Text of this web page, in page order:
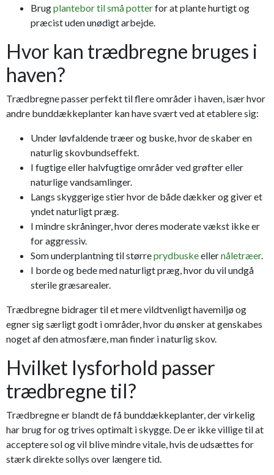
Brugplantebor til små potterfor at plante hurtigt og
præcist uden unødigt arbejde.
Hvor kan trædbregne bruges i
haven?
Trædbregne passer perfekt til flere områder i haven, især hvor
andre bunddækkeplanter kan have svært ved at etablere sig:
Under løvfaldende træer og buske, hvor de skaber en
naturlig skovbundseffekt.
I fugtige eller halvfugtige områder ved grøfter eller
naturlige vandsam­linger.
Langs skyggerige stier hvor de både dækker og giver et
yndet naturligt præg.
I mindre skråninger, hvor deres moderate vækst ikke er
for aggressiv.
Som underplantning til størreprydbuskeellernåletræer.
I borde og bede med naturligt præg, hvor du vil undgå
sterile græsarealer.
Trædbregne bidrager til et mere vildtvenligt have­miljø og
egner sig særligt godt i områder, hvor du ønsker at genskabes
noget af den atmosfære, man finder i naturlig skov.
Hvilket lysforhold passer
trædbregne til?
Trædbregne er blandt de få bunddækkeplanter, der virkelig
har brug for og trives optimalt i skygge. De er ikke villige til at
acceptere sol og vil blive mindre vitale, hvis de udsættes for
stærk direkte sollys over længere tid.